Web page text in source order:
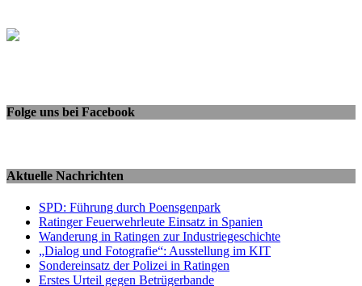
Folge uns bei Facebook
Aktuelle Nachrichten
SPD: Führung durch Poensgenpark
Ratinger Feuerwehrleute Einsatz in Spanien
Wanderung in Ratingen zur Industriegeschichte
„Dialog und Fotografie“: Ausstellung im KIT
Sondereinsatz der Polizei in Ratingen
Erstes Urteil gegen Betrügerbande